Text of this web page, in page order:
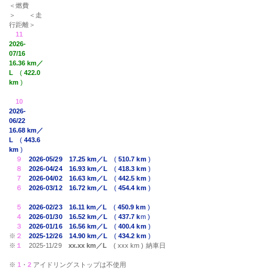
＜燃費
＞ ＜走
行距離＞
11
2026-
07/16
16.36 km／
L (422.0
km )
10
2026-
06/22
16.68 km／
L (443.6
km )
９
2026-05/29 17.25 km／L (510.7 km)
８
2026-04/24 16.93 km／L (418.3 km)
７
2026-04/02 16.63 km／L (442.5 km)
６
2026-03/12 16.72 km／L (454.4 km)
５ 2026-02/23 16.11 km／L (450.9 km)
４
2026-01/30 16.52 km／L (437.7 km )
３
2026-01/16 16.56 km／L (400.4 km)
※ ２ 2025-12/26 14.90 km／L (434.2 km)
※ １ 2025-11/29 xx.xx km／L ( xxx km ) 納車日
※1 ・2 アイドリングストップは不使用